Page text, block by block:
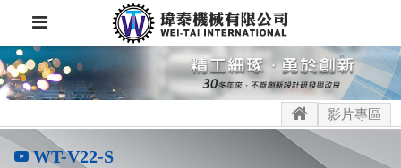
影片專區
WT-V22-S